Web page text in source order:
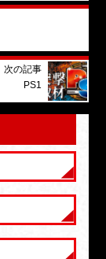
次の記事
PS1